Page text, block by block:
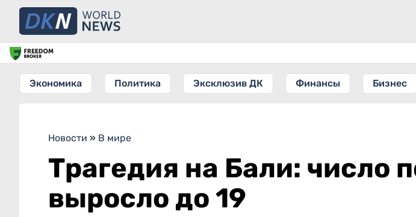
Экономика Политика Эксклюзив ДК Финансы Бизнес
Новости » В мире
Трагедия на Бали: число
выросло до 19